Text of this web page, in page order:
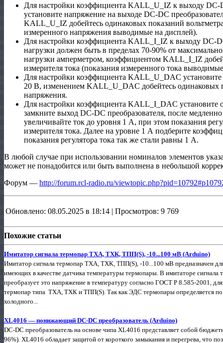
Для настройки коэффициента KALL_U_IZ к выходу DC-
установите напряжение на выходе DC-DC
KALL_U_IZ добейтесь одинаковых показаний
измеренного напряжения выводимые на дисплей).
Для настройки коэффициента KALL_I_IZ к выходу DC-
нагрузки должен быть в пределах 70-90% от
нагрузки амперметром, коэффициентом KALL_I_IZ
измерителя тока (показания измеренного тока
Для настройки коэффициента KALL_U_DAC
20 В, изменением KALL_U_DAC добейтесь одинаковых
напряжения.
Для настройки коэффициента KALL_I_DAC установите
замкните выход DC-DC преобразователя, после
увеличивайте ток до уровня 1 А, при этом показания
измерителя тока. Далее на уровне 1 А подберите
показания регулятора тока так же стали равны 1 А.
В любой случае при использовании номиналов элементов
может не понадобится или быть выполнена в небольшой
Форум — http://forum.rcl-radio.ru/
Обновлено: 08.05.2025 в 18:14 | Просмотров: 9 769
Похожие статьи
Имитатор сигнала термопар ТХА, ТХК, ТПП(S), -10...100 мВ (Arduino)
Имитатор сигнала термопар ТХА, ТХК, ТПП(S), -10...100 мВ предназначен
имеющих в качестве датчика температуры термопары. В имитаторе
преобразует это напряжение в температуру согласно ГОСТ Р 8.585-2001,
термопар типа ТХА, ТХК и ТПП(S). Так как ЭДС термопары определяется по
холодного...
XL4016 — понижающий DC-DC преобразователь (Arduino)
DC-DC преобразователь на основе чипа XL4016 представляет собой
96%). XL4016 обладает защитой от короткого замыкания и перегрева, что